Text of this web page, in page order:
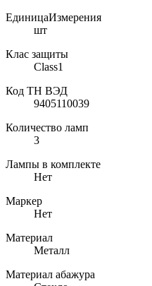
ЕдиницаИзмерения
шт
Клас защиты
Class1
Код ТН ВЭД
9405110039
Количество ламп
3
Лампы в комплекте
Нет
Маркер
Нет
Материал
Металл
Материал абажура